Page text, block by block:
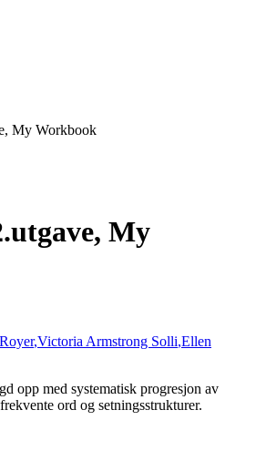
My Workbook
My
,Victoria Armstrong Solli,Ellen
opp med systematisk progresjon av
ord og setningsstrukturer.